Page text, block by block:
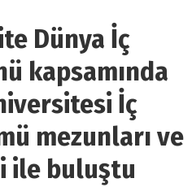
Dünya İç
kapsamında
İç
mezunları ve
ile buluştu